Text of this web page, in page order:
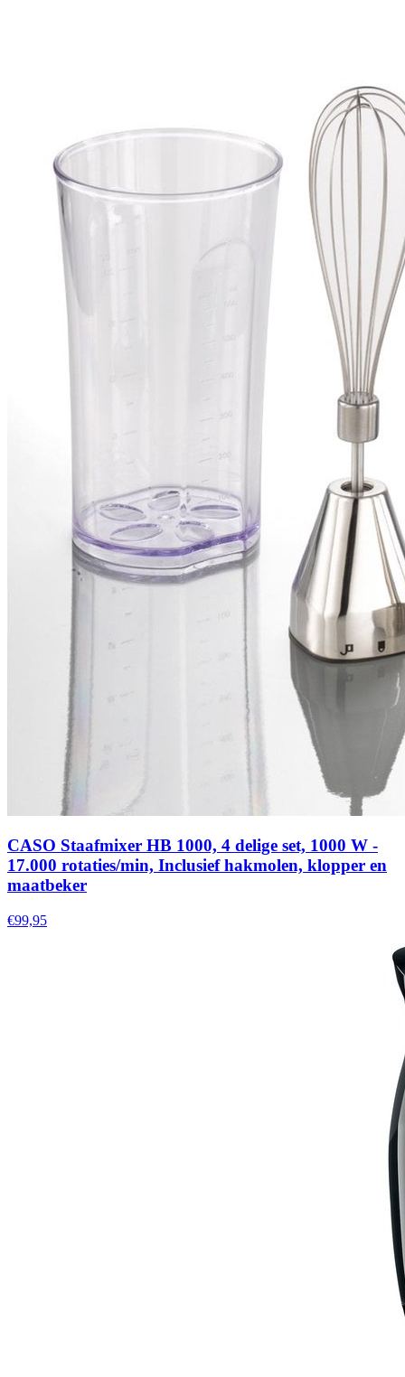
CASO Staafmixer HB 1000, 4 delige set, 1000 W -
17.000 rotaties/min, Inclusief hakmolen, klopper en
maatbeker
€99,95